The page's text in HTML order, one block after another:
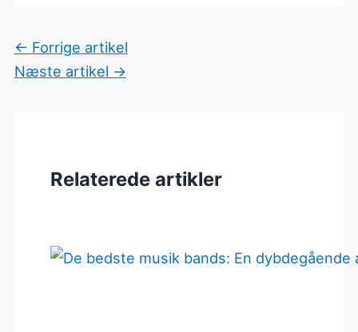
← Forrige artikel
Næste artikel →
Relaterede artikler